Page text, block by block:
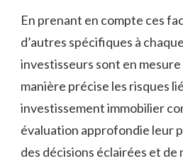
En prenant en compte ces
d’autres spécifiques à
investisseurs ⁢sont en ‍mesure
manière précise les risques
investissement immobilier
évaluation approfondie leur
des⁢ décisions éclairées et de